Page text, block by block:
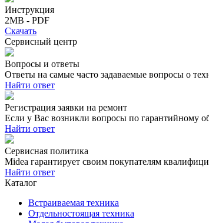
Инструкция
2MB - PDF
Скачать
Сервисный центр
Вопросы и ответы
Ответы на самые часто задаваемые вопросы о
Найти ответ
Регистрация заявки на ремонт
Если у Вас возникли вопросы по гарантийному
Найти ответ
Сервисная политика
Midea гарантирует своим покупателям
Найти ответ
Каталог
Встраиваемая техника
Отдельностоящая техника